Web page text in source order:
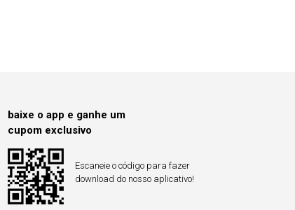
baixe o app e ganhe um
cupom exclusivo
Escaneie o código para fazer
download do nosso aplicativo!